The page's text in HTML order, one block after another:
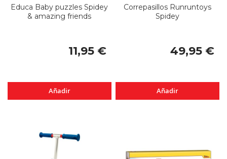
Educa Baby puzzles Spidey
& amazing friends
11,95 €
Añadir
Correpasillos Runruntoys
Spidey
49,95 €
Añadir